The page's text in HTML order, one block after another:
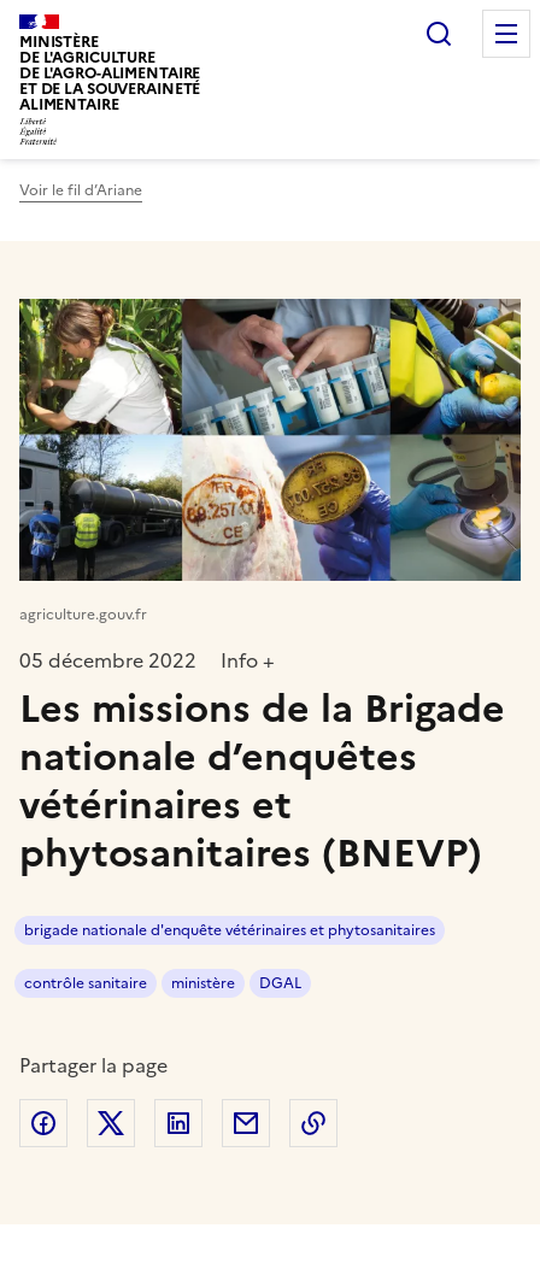
MINISTÈRE
DE L'AGRICULTURE
DE L'AGRO-ALIMENTAIRE
ET DE LA SOUVERAINETÉ
ALIMENTAIRE
Voir le fil d’Ariane
agriculture.gouv.fr
05 décembre 2022 Info +
Les missions de la Brigade
nationale d’enquêtes
vétérinaires et
phytosanitaires (BNEVP)
brigade nationale d'enquête vétérinaires et phytosanitaires
contrôle sanitaire ministère DGAL
Partager la page
Partager sur Facebook
Partager sur Twitter
Partager sur LinkedIn
Partager par email